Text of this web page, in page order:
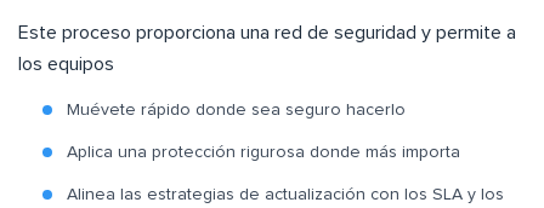
Este proceso proporciona una red de seguridad y permite a
los equipos
Muévete rápido donde sea seguro hacerlo
Aplica una protección rigurosa donde más importa
Alinea las estrategias de actualización con los SLA y los